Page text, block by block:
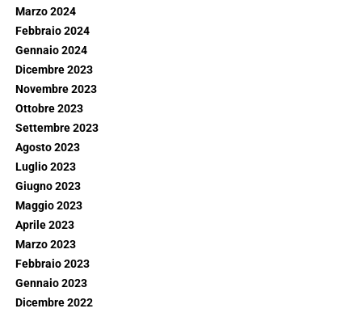
Marzo 2024
Febbraio 2024
Gennaio 2024
Dicembre 2023
Novembre 2023
Ottobre 2023
Settembre 2023
Agosto 2023
Luglio 2023
Giugno 2023
Maggio 2023
Aprile 2023
Marzo 2023
Febbraio 2023
Gennaio 2023
Dicembre 2022